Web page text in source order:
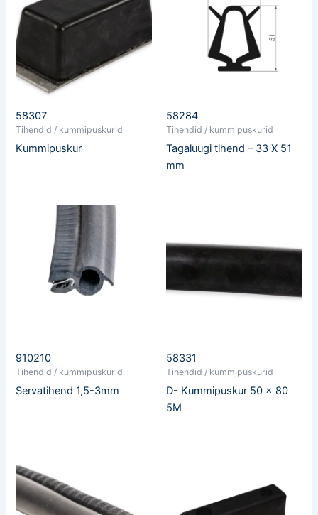
58307
Tihendid / kummipuskurid
Kummipuskur
58284
Tihendid / kummipuskurid
Tagaluugi tihend – 33 X 51
mm
910210
Tihendid / kummipuskurid
Servatihend 1,5-3mm
58331
Tihendid / kummipuskurid
D- Kummipuskur 50 x 80
5M